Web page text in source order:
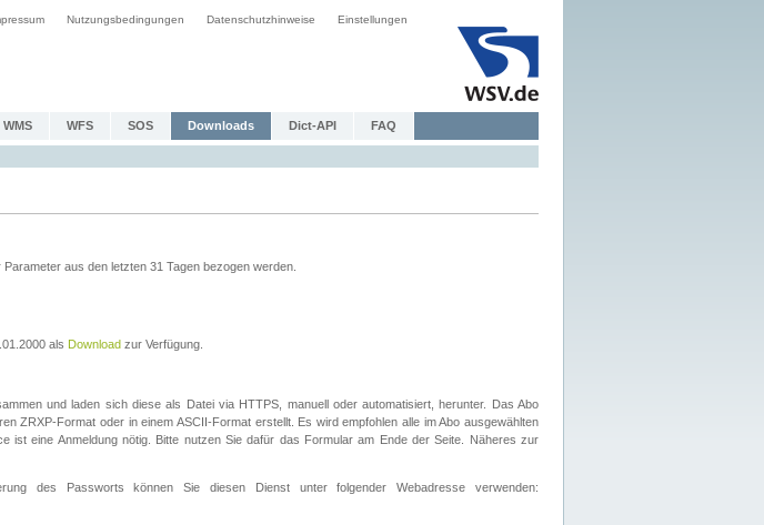
Nutzungsbedingungen Datenschutzhinweise Einstellungen
WMS WFS SOS Downloads Dict-API FAQ
aus den letzten 31 Tagen bezogen werden.
als Download zur Verfügung.
und laden sich diese als Datei via HTTPS, manuell oder automatisiert, herunter. Das Abo
ZRXP-Format oder in einem ASCII-Format erstellt. Es wird empfohlen alle im Abo ausgewählten
eine Anmeldung nötig. Bitte nutzen Sie dafür das Formular am Ende der Seite. Näheres zur
des Passworts können Sie diesen Dienst unter folgender Webadresse verwenden: